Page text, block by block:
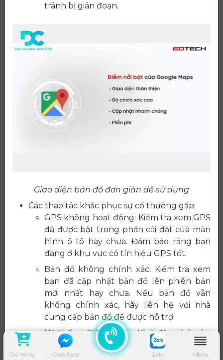
Giỏ hàng Chat Face Zalo Menu
tránh bị gián đoạn.
Giao diện bản đồ đơn giản dễ sử dụng
Các thao tác khắc phục sự cố thường gặp:
GPS không hoạt động: Kiểm tra xem GPS
đã được bật trong phần cài đặt của màn
hình ô tô hay chưa. Đảm bảo rằng bạn
đang ở khu vực có tín hiệu GPS tốt.
Bản đồ không chính xác: Kiểm tra xem
bạn đã cập nhật bản đồ lên phiên bản
mới nhất hay chưa. Nếu bản đồ vẫn
không chính xác, hãy liên hệ với nhà
cung cấp bản đồ để được hỗ trợ.
Hệ thống GPS bị treo: Khởi động lại màn
hình ô tô. Nếu sự cố vẫn tiếp diễn, hãy
liên hệ với nhà sản xuất hoặc cửa hàng